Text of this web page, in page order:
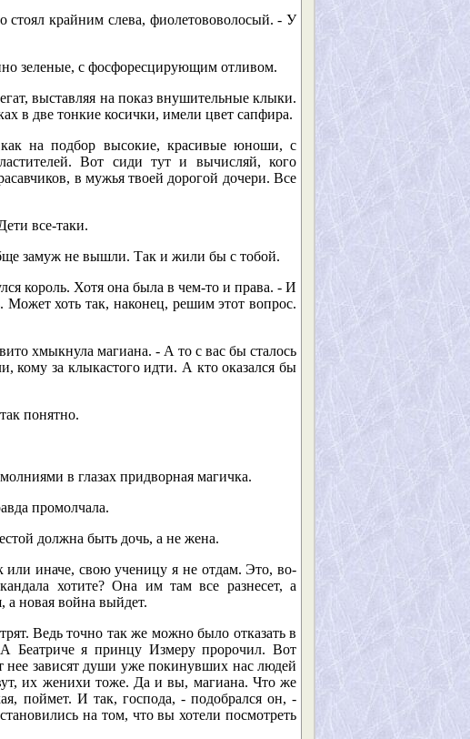
крайним слева, фиолетововолосый. - У
зеленые, с фосфоресцирующим отливом.
выставляя на показ внушительные клыки.
в две тонкие косички, имели цвет сапфира.
на подбор высокие, красивые юноши, с
Вот сиди тут и вычисляй, кого
в мужья твоей дорогой дочери. Все
все-таки.
замуж не вышли. Так и жили бы с тобой.
король. Хотя она была в чем-то и права. - И
Может хоть так, наконец, решим этот вопрос.
хмыкнула магиана. - А то с вас бы сталось
кому за клыкастого идти. А кто оказался бы
понятно.
в глазах придворная магичка.
промолчала.
должна быть дочь, а не жена.
или иначе, свою ученицу я не отдам. Это, во-
хотите? Она им там все разнесет, а
новая война выйдет.
Ведь точно так же можно было отказать в
Беатриче я принцу Измеру пророчил. Вот
нее зависят души уже покинувших нас людей
их женихи тоже. Да и вы, магиана. Что же
поймет. И так, господа, - подобрался он, -
на том, что вы хотели посмотреть